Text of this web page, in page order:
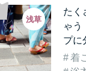
着物を着て観光
たく
ゃう
プに
着
浅草